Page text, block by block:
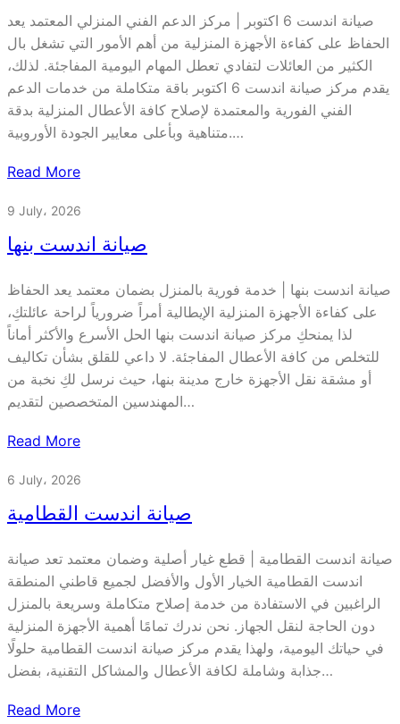
صيانة اندست 6 اكتوبر | مركز الدعم الفني المنزلي المعتمد يعد
الحفاظ على كفاءة الأجهزة المنزلية من أهم الأمور التي تشغل بال
الكثير من العائلات لتفادي تعطل المهام اليومية المفاجئة. لذلك،
يقدم مركز صيانة اندست 6 اكتوبر باقة متكاملة من خدمات الدعم
الفني الفورية والمعتمدة لإصلاح كافة الأعطال المنزلية بدقة
متناهية وبأعلى معايير الجودة الأوروبية.…
Read More
9 July، 2026
صيانة اندست بنها
صيانة اندست بنها | خدمة فورية بالمنزل بضمان معتمد يعد الحفاظ
على كفاءة الأجهزة المنزلية الإيطالية أمراً ضرورياً لراحة عائلتكِ،
لذا يمنحكِ مركز صيانة اندست بنها الحل الأسرع والأكثر أماناً
للتخلص من كافة الأعطال المفاجئة. لا داعي للقلق بشأن تكاليف
أو مشقة نقل الأجهزة خارج مدينة بنها، حيث نرسل لكِ نخبة من
المهندسين المتخصصين لتقديم…
Read More
6 July، 2026
صيانة اندست القطامية
صيانة اندست القطامية | قطع غيار أصلية وضمان معتمد تعد صيانة
اندست القطامية الخيار الأول والأفضل لجميع قاطني المنطقة
الراغبين في الاستفادة من خدمة إصلاح متكاملة وسريعة بالمنزل
دون الحاجة لنقل الجهاز. نحن ندرك تمامًا أهمية الأجهزة المنزلية
في حياتك اليومية، ولهذا يقدم مركز صيانة اندست القطامية حلولًا
جذابة وشاملة لكافة الأعطال والمشاكل التقنية، بفضل…
Read More